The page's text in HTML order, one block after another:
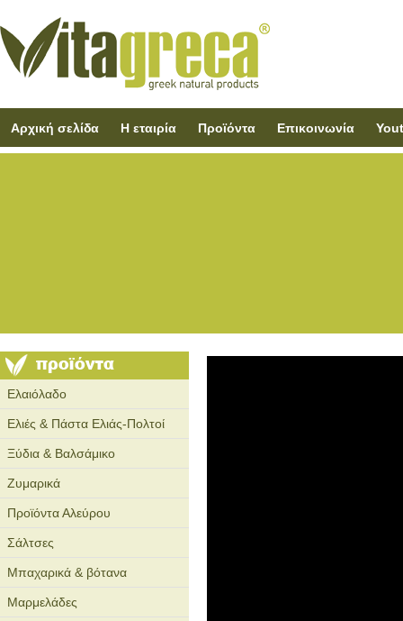
Αρχική σελίδα Η εταιρία Προϊόντα Επικοινωνία
Ελαιόλαδο
Ελιές & Πάστα Ελιάς-Πολτοί
Ξύδια & Βαλσάμικο
Ζυμαρικά
Προϊόντα Αλεύρου
Σάλτσες
Μπαχαρικά & βότανα
Μαρμελάδες